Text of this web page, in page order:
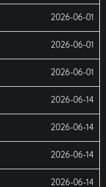
2026-06-01
2026-06-01
2026-06-01
2026-06-14
2026-06-14
2026-06-14
2026-06-14